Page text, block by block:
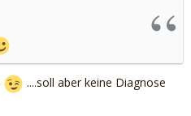
....soll aber keine Diagnose